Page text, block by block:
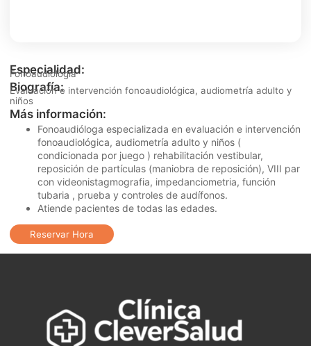
Especialidad:
Fonoaudiología
Biografía:
Evaluación e intervención fonoaudiológica, audiometría adulto y
niños
Más información:
Fonoaudióloga especializada en evaluación e intervención
fonoaudiológica, audiometría adulto y niños (
condicionada por juego ) rehabilitación vestibular,
reposición de partículas (maniobra de reposición), VIII par
con videonistagmografia, impedanciometria, función
tubaria , prueba y controles de audífonos.
Atiende pacientes de todas las edades.
Reservar Hora